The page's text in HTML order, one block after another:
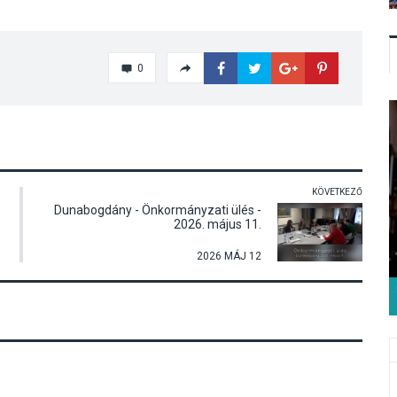
0
KÖVETKEZŐ
Dunabogdány - Önkormányzati ülés -
2026. május 11.
2026 MÁJ 12